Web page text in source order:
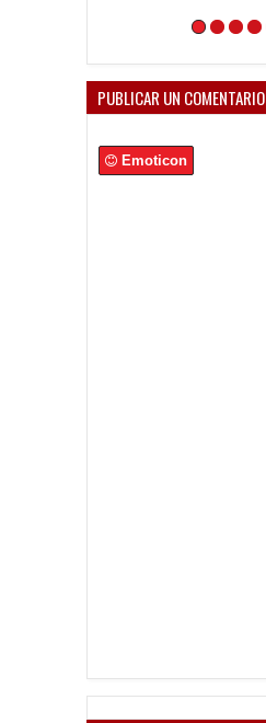
PUBLICAR UN COMENTARIO
Emoticon